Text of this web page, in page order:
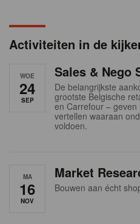
n
eActiviteiten in de
WOE
24
SEP
Sales & Nego
De belangrijkste
grootste Belgische
en Carrefour –
vertellen waaraan
voldoen.
MA
16
NOV
Market
Bouwen aan écht